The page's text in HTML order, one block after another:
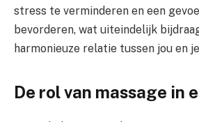
stress te verminderen en een
bevorderen, wat uiteindelijk
harmonieuze relatie tussen jou en
De rol van massage in